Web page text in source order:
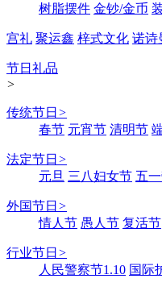
树脂摆件 金钞/金币
宫礼 聚运鑫 梓式文化 诺诗
节日礼品
>
传统节日 >
春节 元宵节 清明节
法定节日 >
元旦 三八妇女节 五
外国节日 >
情人节 愚人节 复活节
行业节日 >
人民警察节1.10 国际